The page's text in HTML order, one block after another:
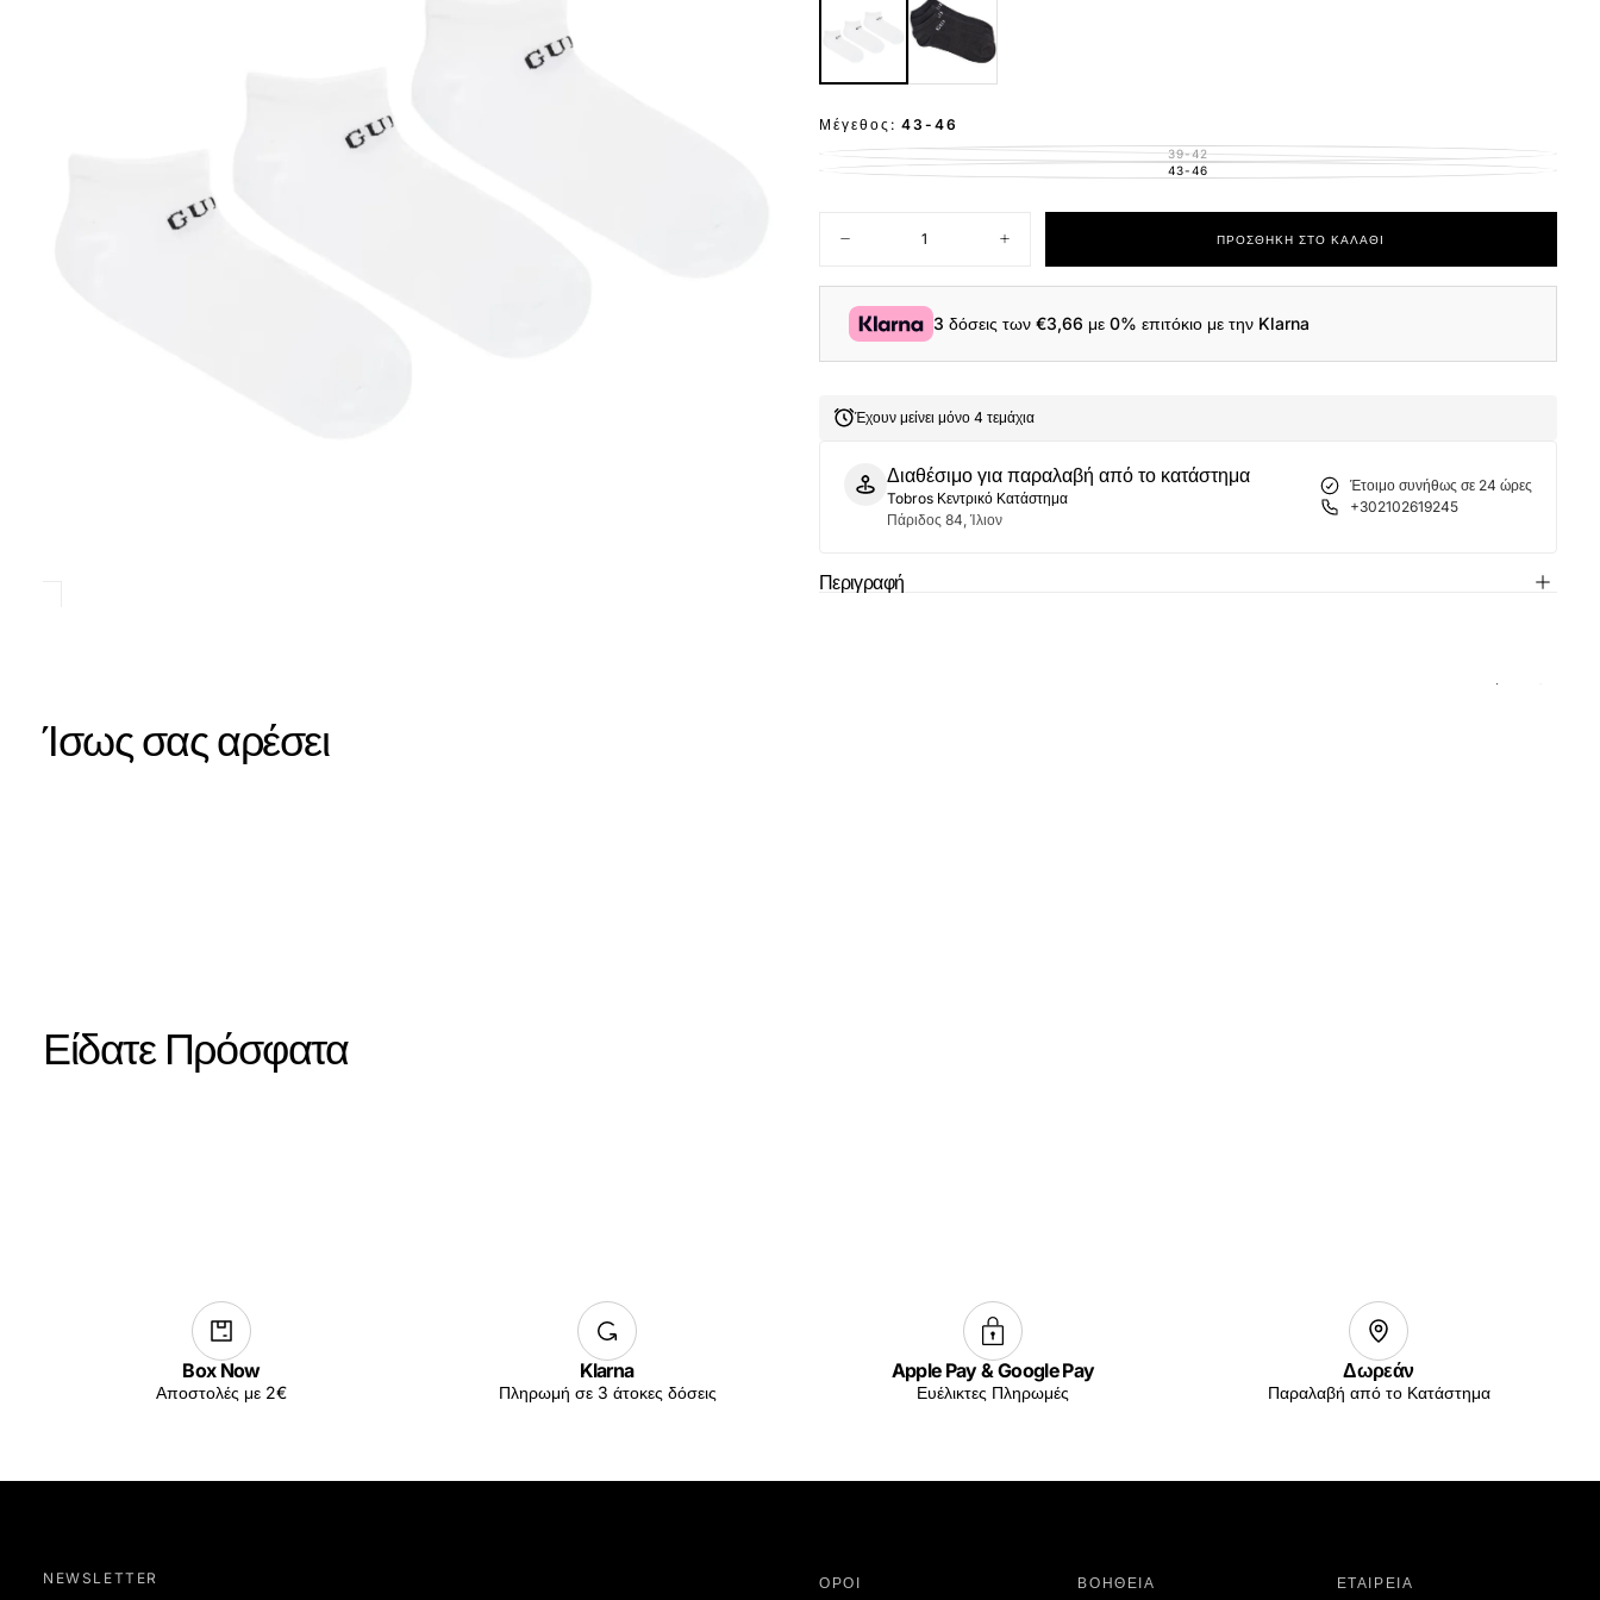
Μέγεθος: 43-46
39-42ΕΚΤΌΣ
ΑΠΟΘΈΜΑΤΟΣ
43-46ΕΚΤΌΣ
για
Σετ
3
U4YG50Z3F60-
G011
Αύξηση
ποσότητας
για
Σετ
3
U4YG50Z3F60-
G011
ΠΡΟΣΘΉΚΗ ΣΤΟ ΚΑΛΆΘΙ
3 δόσεις των€3,66 με 0% επιτόκιο με την Klarna
Έχουν μείνει μόνο 4 τεμάχια
Διαθέσιμο για παραλαβή από το κατάστημα
Tobros Κεντρικό Κατάστημα
Πάριδος 84, Ίλιον
Έτοιμο συνήθως σε 24 ώρες
+302102619245
Περιγραφή
Ίσως σας αρέσει
Είδατε Πρόσφατα
Box Now
Αποστολές με 2€
Klarna
Πληρωμή σε 3 άτοκες δόσεις
Apple Pay & Google Pay
Ευέλικτες Πληρωμές
Δωρεάν
Παραλαβή από το Κατάστημα
NEWSLETTER ΟΡΟΙ ΒΟΗΘΕΙΑ ΕΤΑΙΡΕΙΑ
Το καλάθι σας είναι